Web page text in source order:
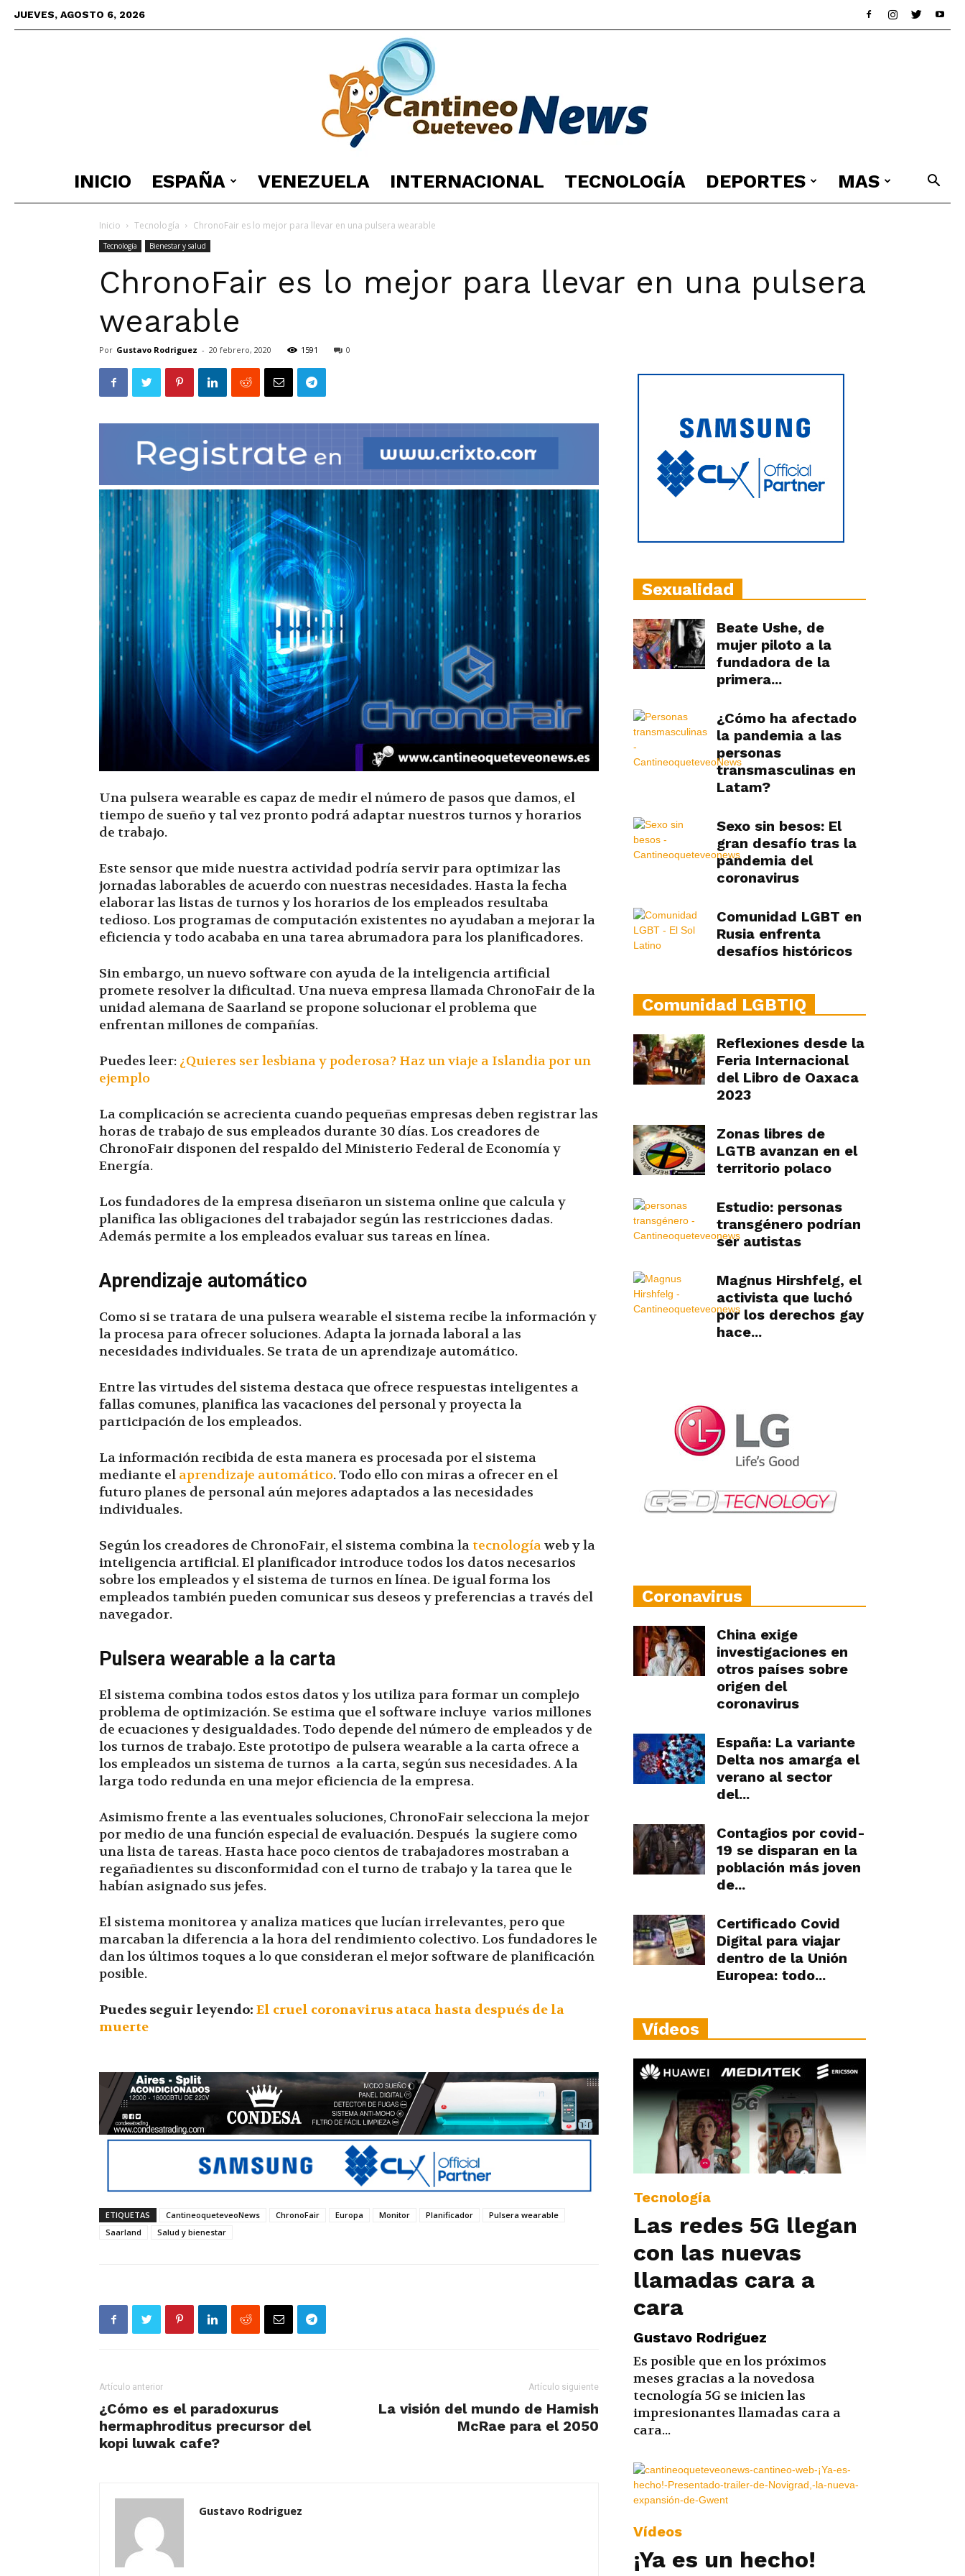
JUEVES, AGOSTO 6, 2026
España
|
Ultima
Hora
|
INICIO ESPAÑA VENEZUELA INTERNACIONAL TECNOLOGÍA DEPORTES MAS
Inicio Tecnología ChronoFair es lo mejor para llevar en una pulsera wearable
Tecnología Bienestar y salud
ChronoFair es lo mejor para llevar en una pulsera
wearable
Por Gustavo Rodriguez - 20 febrero, 2020 1591 0
Una pulsera wearable es capaz de medir el número de pasos que damos, el
tiempo de sueño y tal vez pronto podrá adaptar nuestros turnos y horarios
de trabajo.
Este sensor que mide nuestra actividad podría servir para optimizar las
jornadas laborables de acuerdo con nuestras necesidades. Hasta la fecha
elaborar las listas de turnos y los horarios de los empleados resultaba
tedioso. Los programas de computación existentes no ayudaban a mejorar la
eficiencia y todo acababa en una tarea abrumadora para los planificadores.
Sin embargo, un nuevo software con ayuda de la inteligencia artificial
promete resolver la dificultad. Una nueva empresa llamada ChronoFair de la
unidad alemana de Saarland se propone solucionar el problema que
enfrentan millones de compañías.
Puedes leer: ¿Quieres ser lesbiana y poderosa? Haz un viaje a Islandia por un
ejemplo
La complicación se acrecienta cuando pequeñas empresas deben registrar las
horas de trabajo de sus empleados durante 30 días. Los creadores de
ChronoFair disponen del respaldo del Ministerio Federal de Economía y
Energía.
Los fundadores de la empresa diseñaron un sistema online que calcula y
planifica las obligaciones del trabajador según las restricciones dadas.
Además permite a los empleados evaluar sus tareas en línea.
Aprendizaje automático
Como si se tratara de una pulsera wearable el sistema recibe la información y
la procesa para ofrecer soluciones. Adapta la jornada laboral a las
necesidades individuales. Se trata de un aprendizaje automático.
Entre las virtudes del sistema destaca que ofrece respuestas inteligentes a
fallas comunes, planifica las vacaciones del personal y proyecta la
participación de los empleados.
La información recibida de esta manera es procesada por el sistema
mediante el aprendizaje automático. Todo ello con miras a ofrecer en el
futuro planes de personal aún mejores adaptados a las necesidades
individuales.
Según los creadores de ChronoFair, el sistema combina la tecnologíaweb y la
inteligencia artificial. El planificador introduce todos los datos necesarios
sobre los empleados y el sistema de turnos en línea. De igual forma los
empleados también pueden comunicar sus deseos y preferencias a través del
navegador.
Pulsera wearable a la carta
El sistema combina todos estos datos y los utiliza para formar un complejo
problema de optimización. Se estima que el software incluye varios millones
de ecuaciones y desigualdades. Todo depende del número de empleados y de
los turnos de trabajo. Este prototipo de pulsera wearable a la carta ofrece a
los empleados un sistema de turnos a la carta, según sus necesidades. A la
larga todo redunda en una mejor eficiencia de la empresa.
Asimismo frente a las eventuales soluciones, ChronoFair selecciona la mejor
por medio de una función especial de evaluación. Después la sugiere como
una lista de tareas. Hasta hace poco cientos de trabajadores mostraban a
regañadientes su disconformidad con el turno de trabajo y la tarea que le
habían asignado sus jefes.
El sistema monitorea y analiza matices que lucían irrelevantes, pero que
marcaban la diferencia a la hora del rendimiento colectivo. Los fundadores le
dan los últimos toques a lo que consideran el mejor software de planificación
posible.
Puedes seguir leyendo: El cruel coronavirus ataca hasta después de la
muerte
ETIQUETAS CantineoqueteveoNews ChronoFair Europa Monitor Planificador
Pulsera wearable
Saarland
Salud y bienestar
Artículo anterior
¿Cómo es el paradoxurus
hermaphroditus precursor del
kopi luwak cafe?
Artículo siguiente
La visión del mundo de Hamish
McRae para el 2050
Gustavo Rodriguez
Sexualidad
Beate Ushe, de
mujer piloto a la
fundadora de la
primera...
¿Cómo ha afectado
la pandemia a las
personas
transmasculinas en
Latam?
Sexo sin besos: El
gran desafío tras la
pandemia del
coronavirus
Comunidad LGBT en
Rusia enfrenta
desafíos históricos
Comunidad LGBTIQ
Reflexiones desde la
Feria Internacional
del Libro de Oaxaca
2023
Zonas libres de
LGTB avanzan en el
territorio polaco
Estudio: personas
transgénero podrían
ser autistas
Magnus Hirshfelg, el
activista que luchó
por los derechos gay
hace...
Coronavirus
China exige
investigaciones en
otros países sobre
origen del
coronavirus
España: La variante
Delta nos amarga el
verano al sector
del...
Contagios por covid-
19 se disparan en la
población más joven
de...
Certificado Covid
Digital para viajar
dentro de la Unión
Europea: todo...
Vídeos
Tecnología
Las redes 5G llegan
con las nuevas
llamadas cara a
cara
Gustavo Rodriguez
Es posible que en los próximos
meses gracias a la novedosa
tecnología 5G se inicien las
impresionantes llamadas cara a
cara...
Vídeos
¡Ya es un hecho!